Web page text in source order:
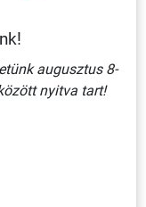
ALAKÚ
450 MM
augusztus 8-
nyitva tart!